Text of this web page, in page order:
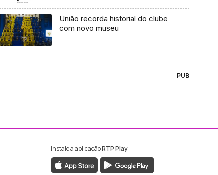
União recorda historial do clube
com novo museu
PUB
da RTP Madeira
da RTP Madeira
Instale a aplicaçãoRTP Play